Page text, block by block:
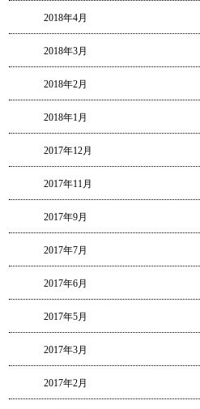
2018年4月
2018年3月
2018年2月
2018年1月
2017年12月
2017年11月
2017年9月
2017年7月
2017年6月
2017年5月
2017年3月
2017年2月